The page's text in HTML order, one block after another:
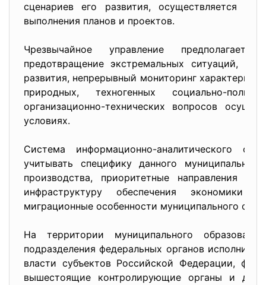
сценариев его развития, осуществляется
выполнения планов и проектов.
Чрезвычайное управление предполагает
предотвращение экстремальных ситуаций,
развития, непрерывный мониторинг
природных, техногенных социально-
организационно-технических вопросов
условиях.
Система информационно-аналитического
учитывать специфику данного
производства, приоритетные направления
инфраструктуру обеспечения экономики
миграционные особенности муниципального
На территории муниципального
подразделения федеральных органов
власти субъектов Российской Федерации,
вышестоящие контролирующие органы и др.